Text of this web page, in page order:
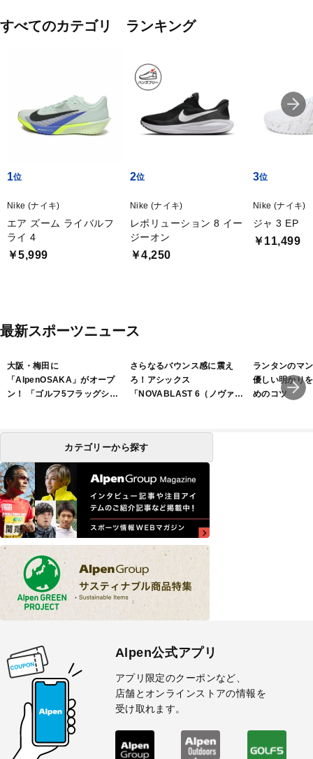
すべてのカテゴリ ランキング
1
Nike (ナイキ)
エア ズーム ライバルフ
ライ 4
￥5,999
2
Nike (ナイキ)
レボリューション 8 イー
ジーオン
￥4,250
3
Nike (ナイキ)
ジャ 3 EP
￥11,499
最新スポーツニュース
大阪・梅田に
「AlpenOSAKA」がオープ
ン！ 「ゴルフ5フラッグシッ
さらなるバウンス感に震え
ろ！アシックス
「NOVABLAST 6（ノヴァブ
ランタンのマ
優しい明かり
めのコツ
カテゴリーから探す
Alpen公式アプリ
アプリ限定のクーポンなど、
店舗とオンラインストアの情報を
受け取れます。